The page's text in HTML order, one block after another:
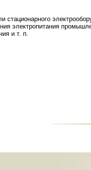
электропитания
и т. п.